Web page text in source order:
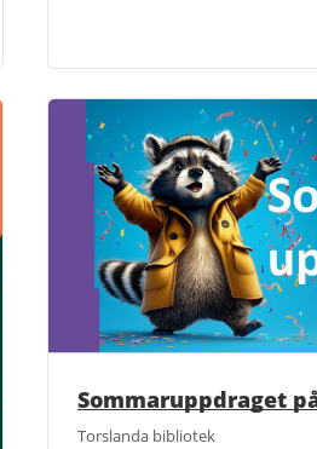
Sommaruppdraget
Torslanda bibliotek